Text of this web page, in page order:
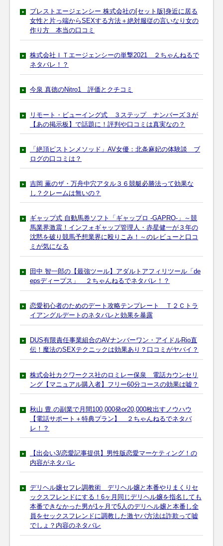
プレストエージェンシー 株式会社の[セット版]身近に居る
女性と片っ端からSEXする方法＋絶対服従の言いなり女の
作り方 本当の口コミ
株式会社ＩＴエージェンシーの単撃2021 ２ちゃんねるで
ネタバレ！？
今泉 真徳のNitro1 評価とクチコミ
リモート・ビューイング式 ３ステップ ナンバーズ３が
【あの掲示板】で話題に！評判や口コミは真実なの？
「絶頂ピストンメソッド」AV女優：北条麻妃の体験談 ブ
ログの口コミは？
吉岡 薫のザ・万舟中穴アタル３６競艇必勝法って効果な
し？クレームは無いの？
ギャップ式 自動馬券ソフト「ギャップロ -GAPRO-」～競
馬業界激震！インフォギャップ管理人・赤星健一が３年の
沈黙を破り競馬予想業界に殴りこみ！～のレビューと口コ
ミが気になる
田中 智一郎の【最強ツール】アダルトアフィリツール「de
epsディープス」 ２ちゃんねるでネタバレ！？
恋愛初心者のためのデート攻略テンプレート Ｔ２Ｃトラ
イアングルデートのネタバレと効果を暴露
DUS有限責任事業組合のAVナンバーワン・アイドルRio直
伝！魔法のSEXテクニックは効果あり？口コミがヤバイ？
株式会社カクワークス社のロミレー保泉 電話カウンセリ
ング【マニュアル購入者】フリー60分コースの効果は嘘？
秋山 豊.の副業で月間100,000発or20,000枚出すノウハウ
【電話サポート＋特典プラン】 ２ちゃんねるでネタバ
レ！？
【出会い3/恋愛記事提供】男性版恋愛マーケティング！の
内容がネタバレ
デリヘル嬢セフレ調教術 デリヘル嬢と本番やりまくりセ
ックスフレンドにする！6ヶ月同じデリヘル嬢を指名しても
本番できなかった男が1ヶ月で5人のデリヘル嬢と本番し全
員をセックスフレンドに調教した激ヤバ方法は詐欺って嘘
でしょ？内容のネタバレ